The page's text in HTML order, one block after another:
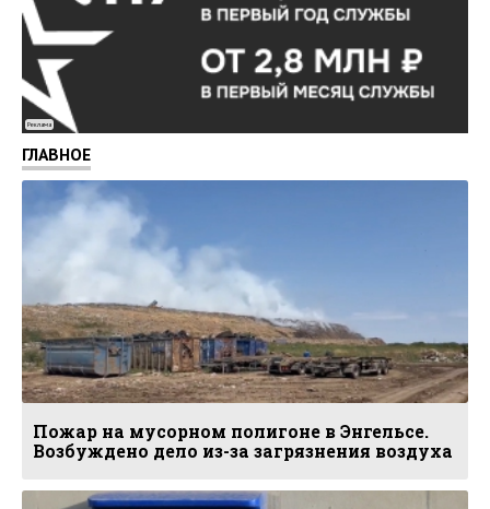
Реклама
ГЛАВНОЕ
Пожар на мусорном полигоне в Энгельсе.
Возбуждено дело из-за загрязнения воздуха